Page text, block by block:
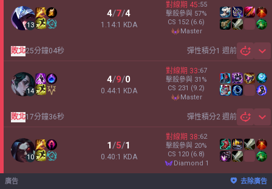
13
4/7/4
1.14:1 KDA
對線期 45:55
擊殺參與 57%
CS 152 (6.6)
master
彈性積分1 週前
敗北25分鐘04秒
14
4/9/0
0.44:1 KDA
對線期 33:67
擊殺參與 31 %
CS 231 (9.2)
master
彈性積分2 週前
敗北17分鐘36秒
10
1/5/1
0.40:1 KDA
對線期 38:62
擊殺參與 20%
CS 120 (6.8)
diamond 1
廣告 去除廣告